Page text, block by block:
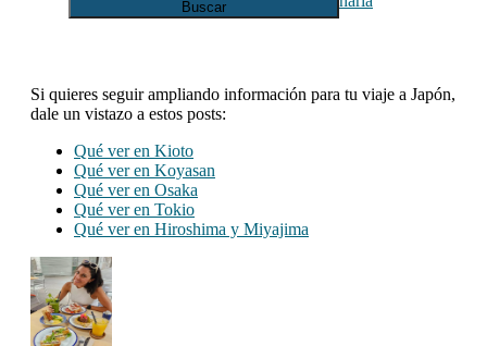
esta
Si quieres seguir ampliando información para tu viaje a Japón,
dale un vistazo a estos posts:
Qué ver en Kioto
Qué ver en Koyasan
Qué ver en Osaka
Qué ver en Tokio
Qué ver en Hiroshima y Miyajima